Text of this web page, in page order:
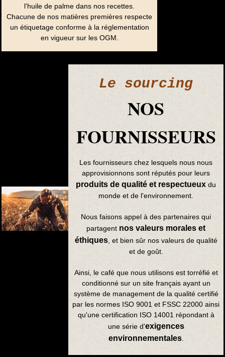
l'huile de palme dans nos recettes.
Chacune de nos matières premières respecte
un étiquetage conforme à la réglementation
en vigueur sur les OGM.
Le sourcing
NOS
FOURNISSEURS
Les fournisseurs chez lesquels nous nous
approvisionnons sont réputés pour leurs
produits de qualité et respectueux du
monde et de l'environnement.
Nous faisons appel à des partenaires qui
partagent nos valeurs morales et
éthiques, et bien sûr nos valeurs de qualité
et de goût.
Ainsi, le café que nous utilisons est torréfié et
conditionné sur un site français ayant un
système de management de la qualité certifié
par les normes ISO 9001 et FSSC 22000 ainsi
qu'une certification ISO 14001 répondant à
une série d'exigences
environnementales.